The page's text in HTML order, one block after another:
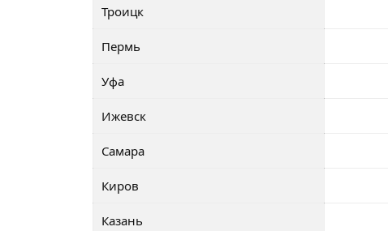
Троицк
Пермь
Уфа
Ижевск
Самара
Киров
Казань